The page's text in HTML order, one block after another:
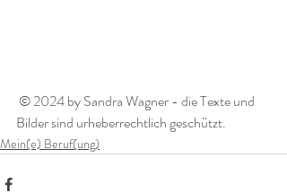
Bilder sind urheberrechtlich geschützt.
Mein(e) Beruf(ung)